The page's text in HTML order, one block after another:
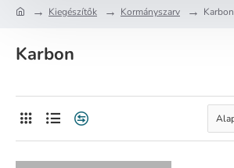
m
Kiegészítők Kormányszarv Karbon
Karbon